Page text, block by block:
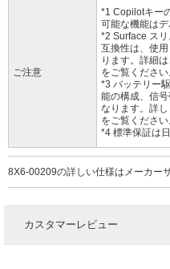
ご注意
*1 Copilotキー
可能な機能はデ
*2 Surface ス
互換性は、使
ります。詳細
をご覧ください
*3 バッテリー
能の構成、信
なります。詳
をご覧ください
*4 標準保証は
8X6-00209の詳しい仕様は メーカー
カスタマーレビュー